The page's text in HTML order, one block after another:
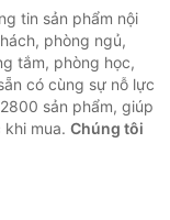
tin sản phẩm nội
phòng ngủ,
tắm, phòng học,
có cùng sự nỗ lực
sản phẩm, giúp
mua. Chúng tôi